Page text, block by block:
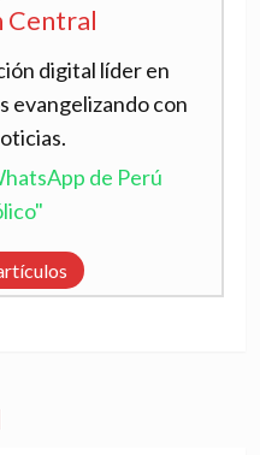
Central
digital líder en
evangelizando con
de Perú